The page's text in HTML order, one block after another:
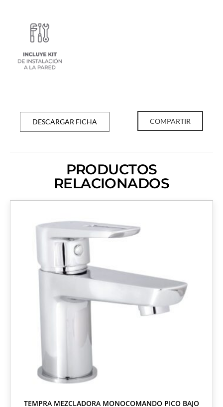
DESCARGAR FICHA COMPARTIR
PRODUCTOS
RELACIONADOS
TEMPRA MEZCLADORA MONOCOMANDO PICO BAJO